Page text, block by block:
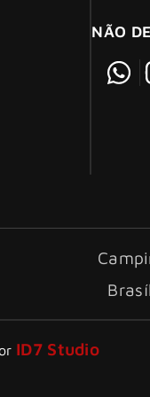
NÃO
ID7 Studio